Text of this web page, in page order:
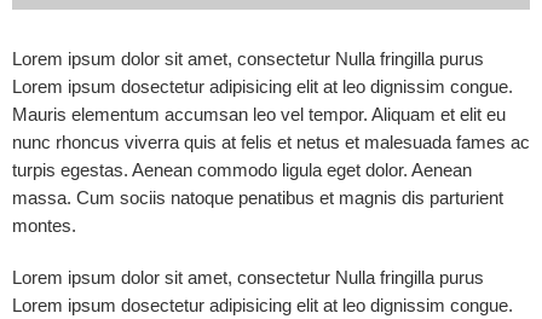
Lorem ipsum dolor sit amet, consectetur Nulla fringilla purus
Lorem ipsum dosectetur adipisicing elit at leo dignissim congue.
Mauris elementum accumsan leo vel tempor. Aliquam et elit eu
nunc rhoncus viverra quis at felis et netus et malesuada fames ac
turpis egestas. Aenean commodo ligula eget dolor. Aenean
massa. Cum sociis natoque penatibus et magnis dis parturient
montes.
Lorem ipsum dolor sit amet, consectetur Nulla fringilla purus
Lorem ipsum dosectetur adipisicing elit at leo dignissim congue.